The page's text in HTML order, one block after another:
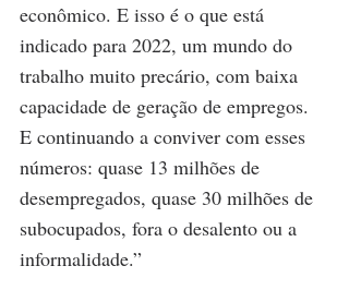
econômico. E isso é o que está
indicado para 2022, um mundo do
trabalho muito precário, com baixa
capacidade de geração de empregos.
E continuando a conviver com esses
números: quase 13 milhões de
desempregados, quase 30 milhões de
subocupados, fora o desalento ou a
informalidade.”